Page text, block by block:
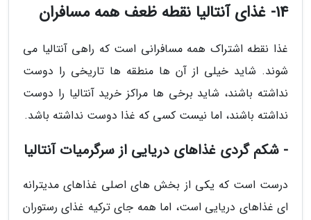
14- غذای آنتالیا نقطه ظعف همه مسافران
غذا نقطه اشتراک همه مسافرانی است که راهی آنتالیا می
شوند. شاید خیلی از آن ها منطقه ها تاریخی را دوست
نداشته باشند، شاید برخی ها مراکز خرید آنتالیا را دوست
نداشته باشند، اما نیست کسی که غذا دوست نداشته باشد.
- شکم گردی غذاهای دریایی از سرگرمیات آنتالیا
درست است که یکی از بخش های اصلی غذاهای مدیترانه
ای غذاهای دریایی است، اما همه جای ترکیه غذای رستوران